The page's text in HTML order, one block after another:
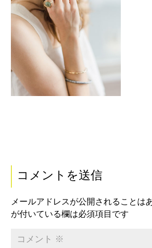
コメントを送信
メールアドレスが公開されることは
が付いている欄は必須項目です